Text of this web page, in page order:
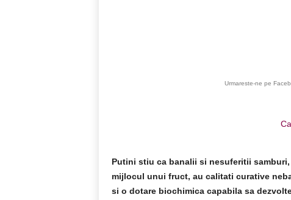
Urmareste-ne pe
Putini stiu ca banalii si nesuferitii
mijlocul unui fruct, au calitati curative
si o dotare biochimica capabila sa